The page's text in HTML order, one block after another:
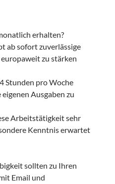
erhalten?
ab sofort zuverlässige
zu stärken
Stunden pro Woche
Ausgaben zu
Arbeitstätigkeit sehr
Kenntnis erwartet
sollten zu Ihren
Email und